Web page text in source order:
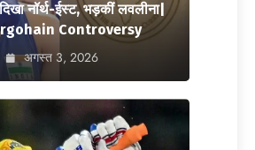
नॉर्थ-ईस्ट, भड़कीं लवलीना|
Controversy
अगस्त 3, 2026